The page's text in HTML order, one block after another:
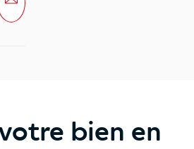
bien en